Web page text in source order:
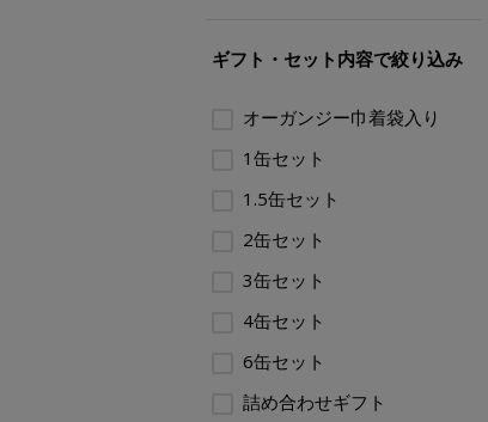
ギフト・セット内容で絞り込み
オーガンジー巾着袋入り
1缶セット
1.5缶セット
2缶セット
3缶セット
4缶セット
6缶セット
詰め合わせギフト